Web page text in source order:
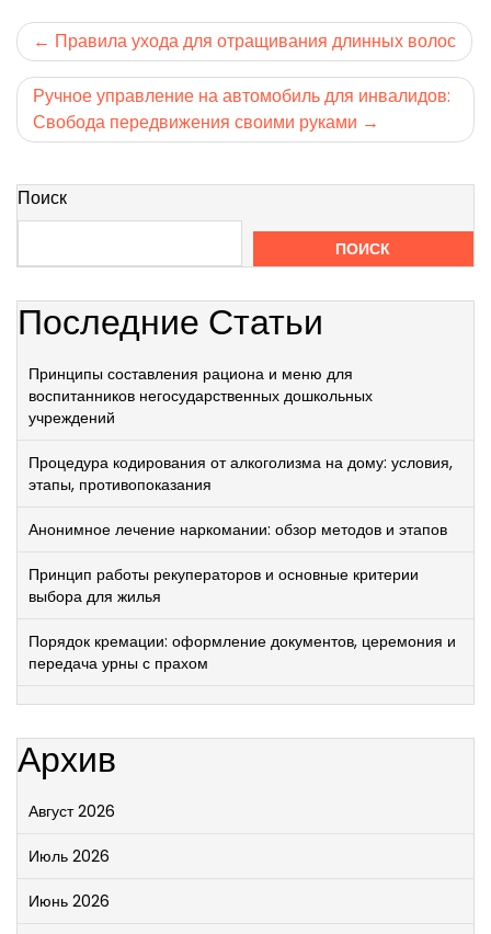
Навигация
по
записям
Правила ухода для отращивания длинных волос
Ручное управление на автомобиль для инвалидов:
Свобода передвижения своими руками
Поиск
ПОИСК
Последние Статьи
Принципы составления рациона и меню для
воспитанников негосударственных дошкольных
учреждений
Процедура кодирования от алкоголизма на дому: условия,
этапы, противопоказания
Анонимное лечение наркомании: обзор методов и этапов
Принцип работы рекуператоров и основные критерии
выбора для жилья
Порядок кремации: оформление документов, церемония и
передача урны с прахом
Архив
Август 2026
Июль 2026
Июнь 2026